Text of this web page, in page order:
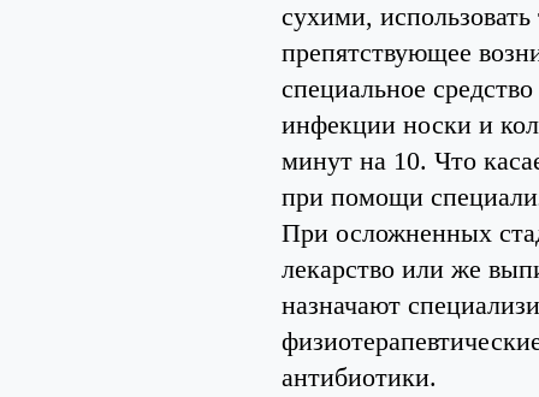
сухими,
препятствующее
специальное
инфекции носки и
минут на 10. Что
при помощи
При осложненных
лекарство или же
назначают
антибиотики.